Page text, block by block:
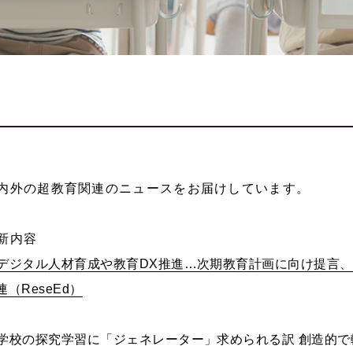
外の超教育関連のニュースをお届けしています。
内容
ジタル人材育成や教育DX推進 …次期教育計画に向け提言
（ ReseEd ）
校の探究学習に「ジェネレーター」求められる訳 創造的で